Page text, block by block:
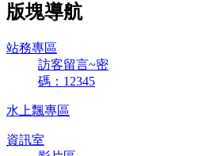
版塊導航
站務專區
訪客留言~密
碼：12345
水上飄專區
資訊室